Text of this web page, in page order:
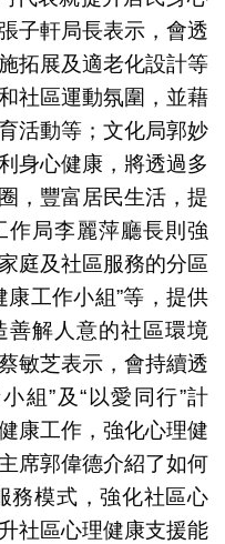
子軒局長表示，會透
拓展及適老化設計等
社區運動氛圍，並藉
活動等；文化局郭妙
身心健康，將透過多
，豐富居民生活，提
作局李麗萍廳長則強
庭及社區服務的分區
工作小組”等，提供
善解人意的社區環境
敏芝表示，會持續透
組”及“以愛同行”計
康工作，強化心理健
席郭偉德介紹了如何
務模式，強化社區心
社區心理健康支援能